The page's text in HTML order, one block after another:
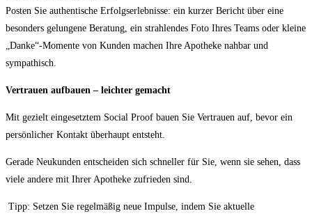
Posten Sie authentische Erfolgserlebnisse: ein kurzer Bericht über eine
besonders gelungene Beratung, ein strahlendes Foto Ihres Teams oder kleine
„Danke“-Momente von Kunden machen Ihre Apotheke nahbar und
sympathisch.
Vertrauen aufbauen – leichter gemacht
Mit gezielt eingesetztem Social Proof bauen Sie Vertrauen auf, bevor ein
persönlicher Kontakt überhaupt entsteht.
Gerade Neukunden entscheiden sich schneller für Sie, wenn sie sehen, dass
viele andere mit Ihrer Apotheke zufrieden sind.
Tipp: Setzen Sie regelmäßig neue Impulse, indem Sie aktuelle